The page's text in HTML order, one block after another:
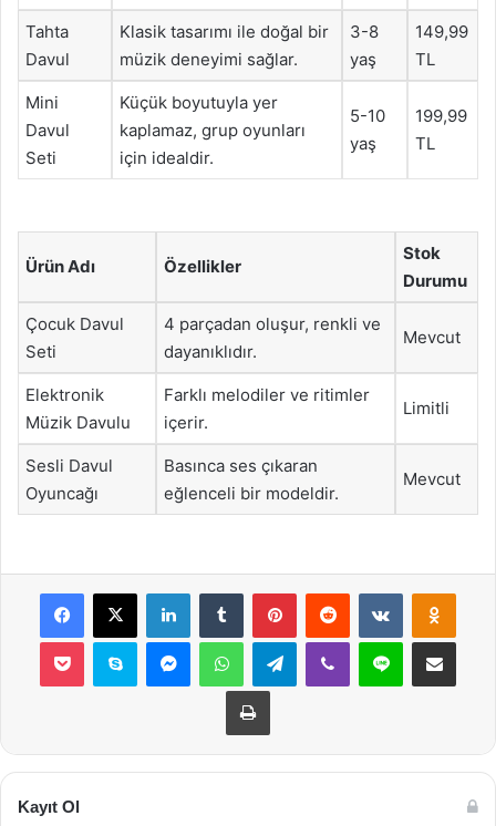
Tahta
Davul
Klasik tasarımı ile doğal bir
müzik deneyimi sağlar.
3-8
yaş
149,99
TL
Mini
Davul
Seti
Küçük boyutuyla yer
kaplamaz, grup oyunları
için idealdir.
5-10
yaş
199,99
TL
Ürün Adı Özellikler
Stok
Durumu
Çocuk Davul
Seti
4 parçadan oluşur, renkli ve
dayanıklıdır.
Mevcut
Elektronik
Müzik Davulu
Farklı melodiler ve ritimler
içerir.
Limitli
Sesli Davul
Oyuncağı
Basınca ses çıkaran
eğlenceli bir modeldir.
Mevcut
Facebook
X LinkedInTumblr PinterestReddit VKontakte
Pocket Skype MessengerWhatsAppTelegramViber Line E-Posta ile
Yazdır
Kayıt Ol